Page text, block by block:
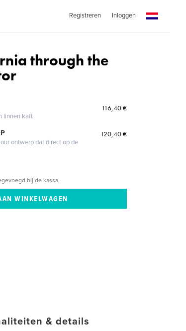
Registreren Inloggen
through the
linnen kaft
116,40 €
ontwerp dat direct op de
120,40 €
bij de kassa.
& details